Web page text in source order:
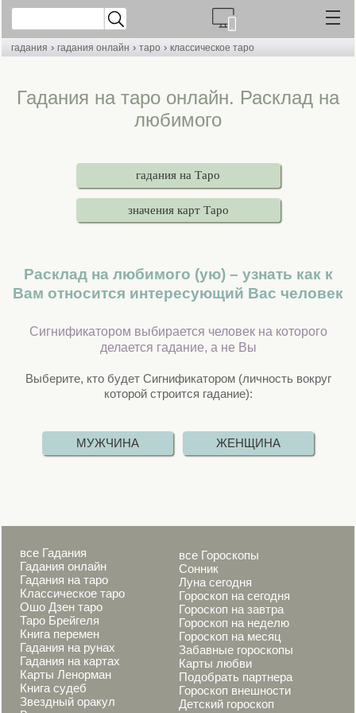
гадания › гадания онлайн › таро › классическое таро
Гадания на таро онлайн. Расклад на
любимого
гадания на Таро
значения карт Таро
Расклад на любимого (ую) – узнать как к
Вам относится интересующий Вас человек
Сигнификатором выбирается человек на которого
делается гадание, а не Вы
Выберите, кто будет Сигнификатором (личность вокруг
которой строится гадание):
все Гадания
Гадания онлайн
Гадания на таро
Классическое таро
Ошо Дзен таро
Таро Брейгеля
Книга перемен
Гадания на рунах
Гадания на картах
Карты Ленорман
Книга судеб
Звездный оракул
все Гороскопы
Сонник
Луна сегодня
Гороскоп на сегодня
Гороскоп на завтра
Гороскоп на неделю
Гороскоп на месяц
Забавные гороскопы
Карты любви
Подобрать партнера
Гороскоп внешности
Детский гороскоп